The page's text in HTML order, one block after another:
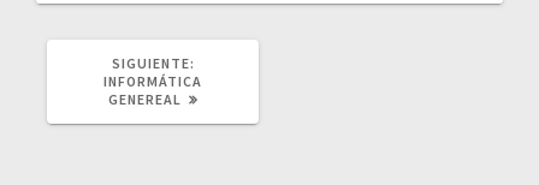
SIGUIENTE:
POST:
INFORMÁTICA
GENEREAL